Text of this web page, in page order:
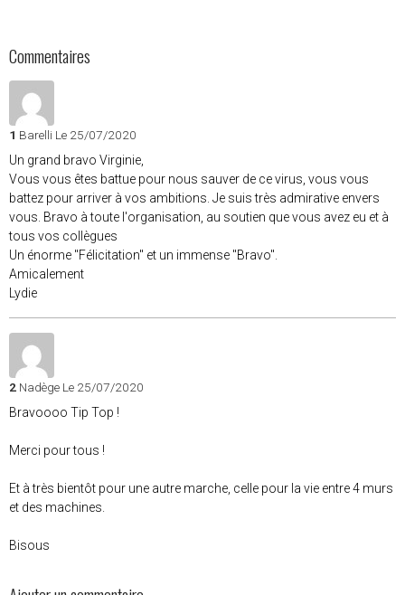
Commentaires
1 Barelli Le 25/07/2020
Un grand bravo Virginie,
Vous vous êtes battue pour nous sauver de ce virus, vous vous
battez pour arriver à vos ambitions. Je suis très admirative envers
vous. Bravo à toute l'organisation, au soutien que vous avez eu et à
tous vos collègues
Un énorme "Félicitation" et un immense "Bravo".
Amicalement
Lydie
2 Nadège Le 25/07/2020
Bravoooo Tip Top !
Merci pour tous !
Et à très bientôt pour une autre marche, celle pour la vie entre 4 murs
et des machines.
Bisous